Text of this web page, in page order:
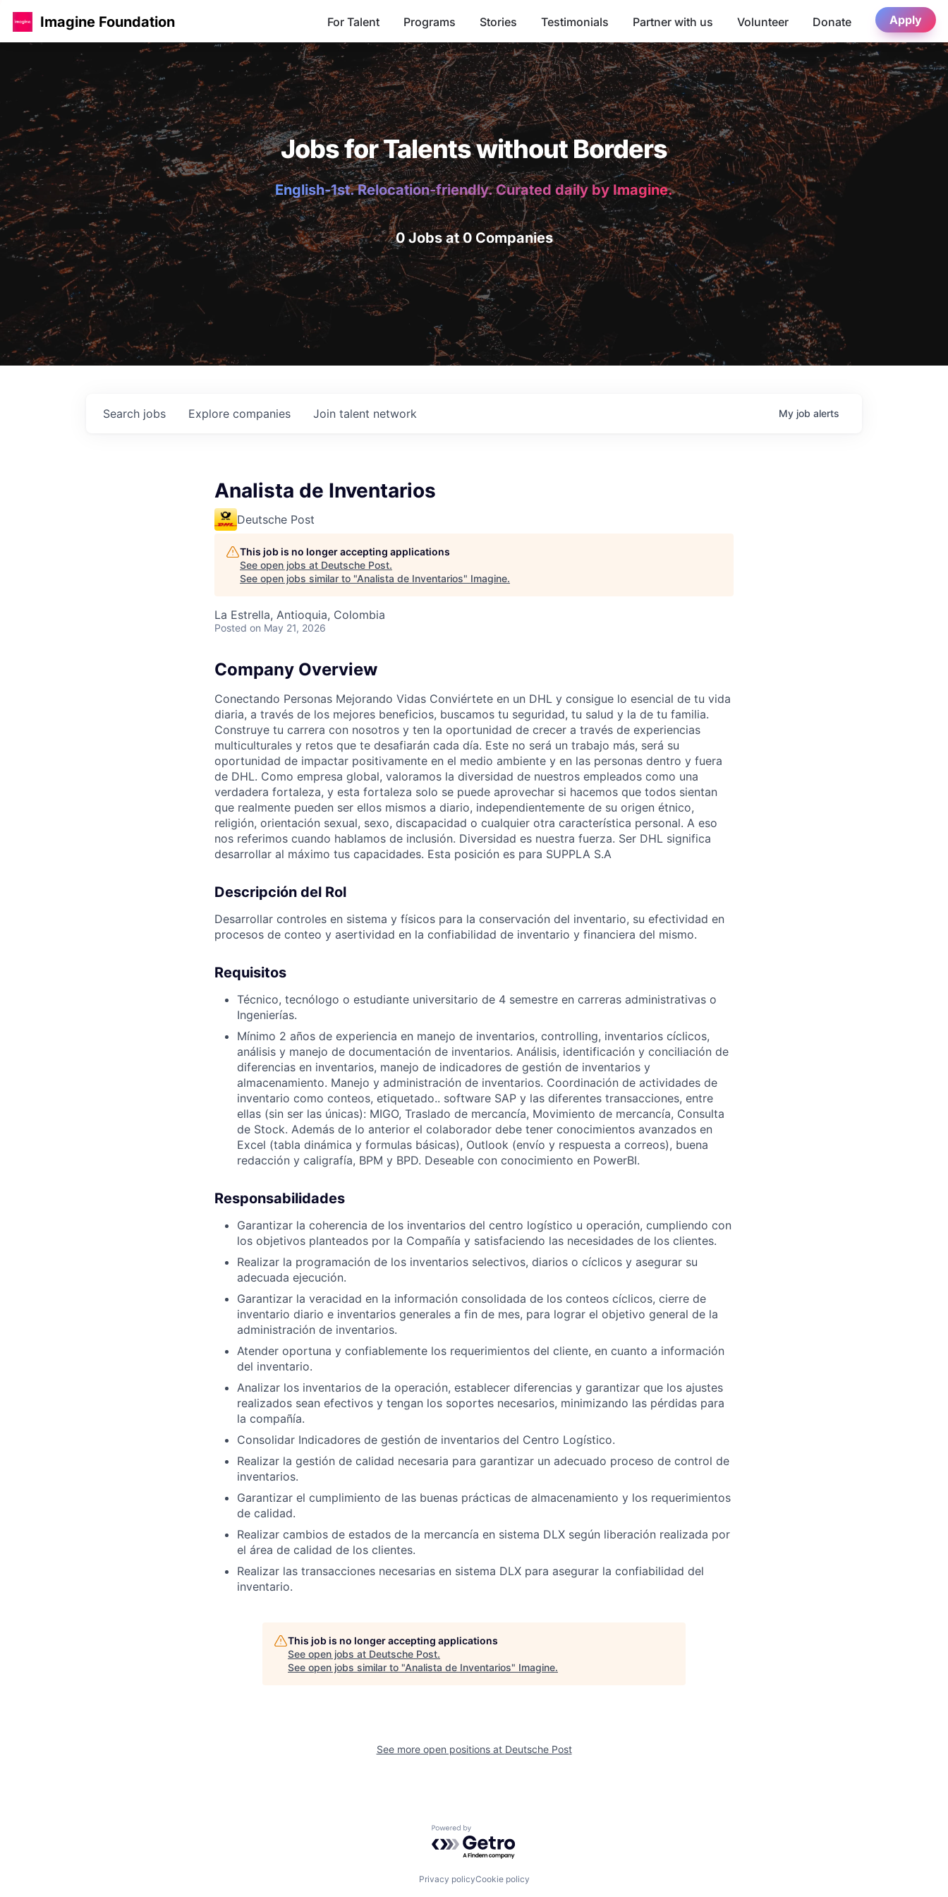
Imagine Foundation For Talent Programs Stories Testimonials Partner with us Volunteer Donate Apply
Jobs for Talents without Borders
English-1st. Relocation-friendly. Curated daily by Imagine.
0 Jobs at 0 Companies
Search jobs Explore companies Join talent network My job alerts
Analista de Inventarios
Deutsche Post
This job is no longer accepting applications
See open jobs at Deutsche Post.
See open jobs similar to "Analista de Inventarios" Imagine.
La Estrella, Antioquia, Colombia
Posted on May 21, 2026
Company Overview
Conectando Personas Mejorando Vidas Conviértete en un DHL y consigue lo esencial de tu vida
diaria, a través de los mejores beneficios, buscamos tu seguridad, tu salud y la de tu familia.
Construye tu carrera con nosotros y ten la oportunidad de crecer a través de experiencias
multiculturales y retos que te desafiarán cada día. Este no será un trabajo más, será su
oportunidad de impactar positivamente en el medio ambiente y en las personas dentro y fuera
de DHL. Como empresa global, valoramos la diversidad de nuestros empleados como una
verdadera fortaleza, y esta fortaleza solo se puede aprovechar si hacemos que todos sientan
que realmente pueden ser ellos mismos a diario, independientemente de su origen étnico,
religión, orientación sexual, sexo, discapacidad o cualquier otra característica personal. A eso
nos referimos cuando hablamos de inclusión. Diversidad es nuestra fuerza. Ser DHL significa
desarrollar al máximo tus capacidades. Esta posición es para SUPPLA S.A
Descripción del Rol
Desarrollar controles en sistema y físicos para la conservación del inventario, su efectividad en
procesos de conteo y asertividad en la confiabilidad de inventario y financiera del mismo.
Requisitos
Técnico, tecnólogo o estudiante universitario de 4 semestre en carreras administrativas o
Ingenierías.
Mínimo 2 años de experiencia en manejo de inventarios, controlling, inventarios cíclicos,
análisis y manejo de documentación de inventarios. Análisis, identificación y conciliación de
diferencias en inventarios, manejo de indicadores de gestión de inventarios y
almacenamiento. Manejo y administración de inventarios. Coordinación de actividades de
inventario como conteos, etiquetado.. software SAP y las diferentes transacciones, entre
ellas (sin ser las únicas): MIGO, Traslado de mercancía, Movimiento de mercancía, Consulta
de Stock. Además de lo anterior el colaborador debe tener conocimientos avanzados en
Excel (tabla dinámica y formulas básicas), Outlook (envío y respuesta a correos), buena
redacción y caligrafía, BPM y BPD. Deseable con conocimiento en PowerBI.
Responsabilidades
Garantizar la coherencia de los inventarios del centro logístico u operación, cumpliendo con
los objetivos planteados por la Compañía y satisfaciendo las necesidades de los clientes.
Realizar la programación de los inventarios selectivos, diarios o cíclicos y asegurar su
adecuada ejecución.
Garantizar la veracidad en la información consolidada de los conteos cíclicos, cierre de
inventario diario e inventarios generales a fin de mes, para lograr el objetivo general de la
administración de inventarios.
Atender oportuna y confiablemente los requerimientos del cliente, en cuanto a información
del inventario.
Analizar los inventarios de la operación, establecer diferencias y garantizar que los ajustes
realizados sean efectivos y tengan los soportes necesarios, minimizando las pérdidas para
la compañía.
Consolidar Indicadores de gestión de inventarios del Centro Logístico.
Realizar la gestión de calidad necesaria para garantizar un adecuado proceso de control de
inventarios.
Garantizar el cumplimiento de las buenas prácticas de almacenamiento y los requerimientos
de calidad.
Realizar cambios de estados de la mercancía en sistema DLX según liberación realizada por
el área de calidad de los clientes.
Realizar las transacciones necesarias en sistema DLX para asegurar la confiabilidad del
inventario.
This job is no longer accepting applications
See open jobs at Deutsche Post.
See open jobs similar to "Analista de Inventarios" Imagine.
See more open positions at Deutsche Post
Powered by Getro.com
Privacy policyCookie policy